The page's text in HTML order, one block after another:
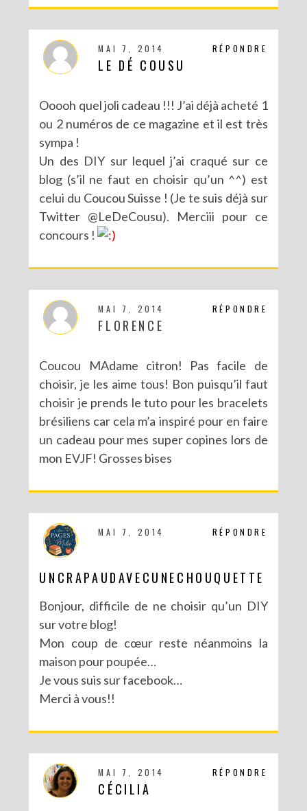
CONCOURS : UN KIT DIY LOVE BIRDS À GAGNER POUR LA SAINT VALENTIN
NOUVEAU BLOG POUR DE NOUVELLES (EN)VIES
MA PARTICIPATION À LA BATTLE FUSE CREATIVITY SYSTEM DE FISKARS
RÉPONDRE
MAI 7, 2014
LE DÉ COUSU
Ooooh quel joli cadeau !!! J’ai déjà acheté 1
ou 2 numéros de ce magazine et il est très
sympa !
Un des DIY sur lequel j’ai craqué sur ce
blog (s’il ne faut en choisir qu’un ^^) est
celui du Coucou Suisse ! (Je te suis déjà sur
Twitter @LeDeCousu). Merciii pour ce
concours !
RÉPONDRE
MAI 7, 2014
FLORENCE
Coucou MAdame citron! Pas facile de
choisir, je les aime tous! Bon puisqu’il faut
choisir je prends le tuto pour les bracelets
brésiliens car cela m’a inspiré pour en faire
un cadeau pour mes super copines lors de
mon EVJF! Grosses bises
RÉPONDRE
MAI 7, 2014
UNCRAPAUDAVECUNECHOUQUETTE
Bonjour, difficile de ne choisir qu’un DIY
sur votre blog!
Mon coup de cœur reste néanmoins la
maison pour poupée…
Je vous suis sur facebook…
Merci à vous!!
RÉPONDRE
MAI 7, 2014
CÉCILIA